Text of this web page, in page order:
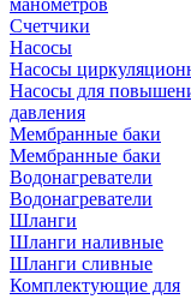
манометров
Счетчики
Насосы
Насосы
Насосы для
давления
Мембранные баки
Мембранные баки
Водонагреватели
Водонагреватели
Шланги
Шланги наливные
Шланги сливные
Комплектующие для